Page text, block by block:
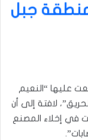
جبل
عليها “النعيم
لافتة إلى أن
في إخلاء المصنع